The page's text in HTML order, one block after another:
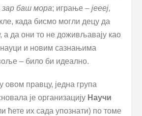
зар баш мора; играње – јеееј,
када бисмо могли децу да
а да они то не доживљавају као
и новим сазнањима
– било би идеално.
правцу, једна група
је организацију Научи
ћете их сада упознати) по томе